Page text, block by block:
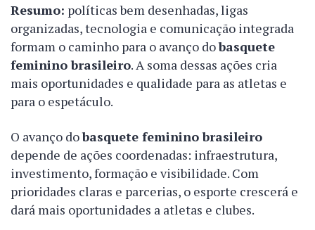
Resumo: políticas bem desenhadas, ligas
organizadas, tecnologia e comunicação integrada
formam o caminho para o avanço dobasquete
feminino brasileiro. A soma dessas ações cria
mais oportunidades e qualidade para as atletas e
para o espetáculo.
O avanço dobasquete feminino brasileiro
depende de ações coordenadas: infraestrutura,
investimento, formação e visibilidade. Com
prioridades claras e parcerias, o esporte crescerá e
dará mais oportunidades a atletas e clubes.